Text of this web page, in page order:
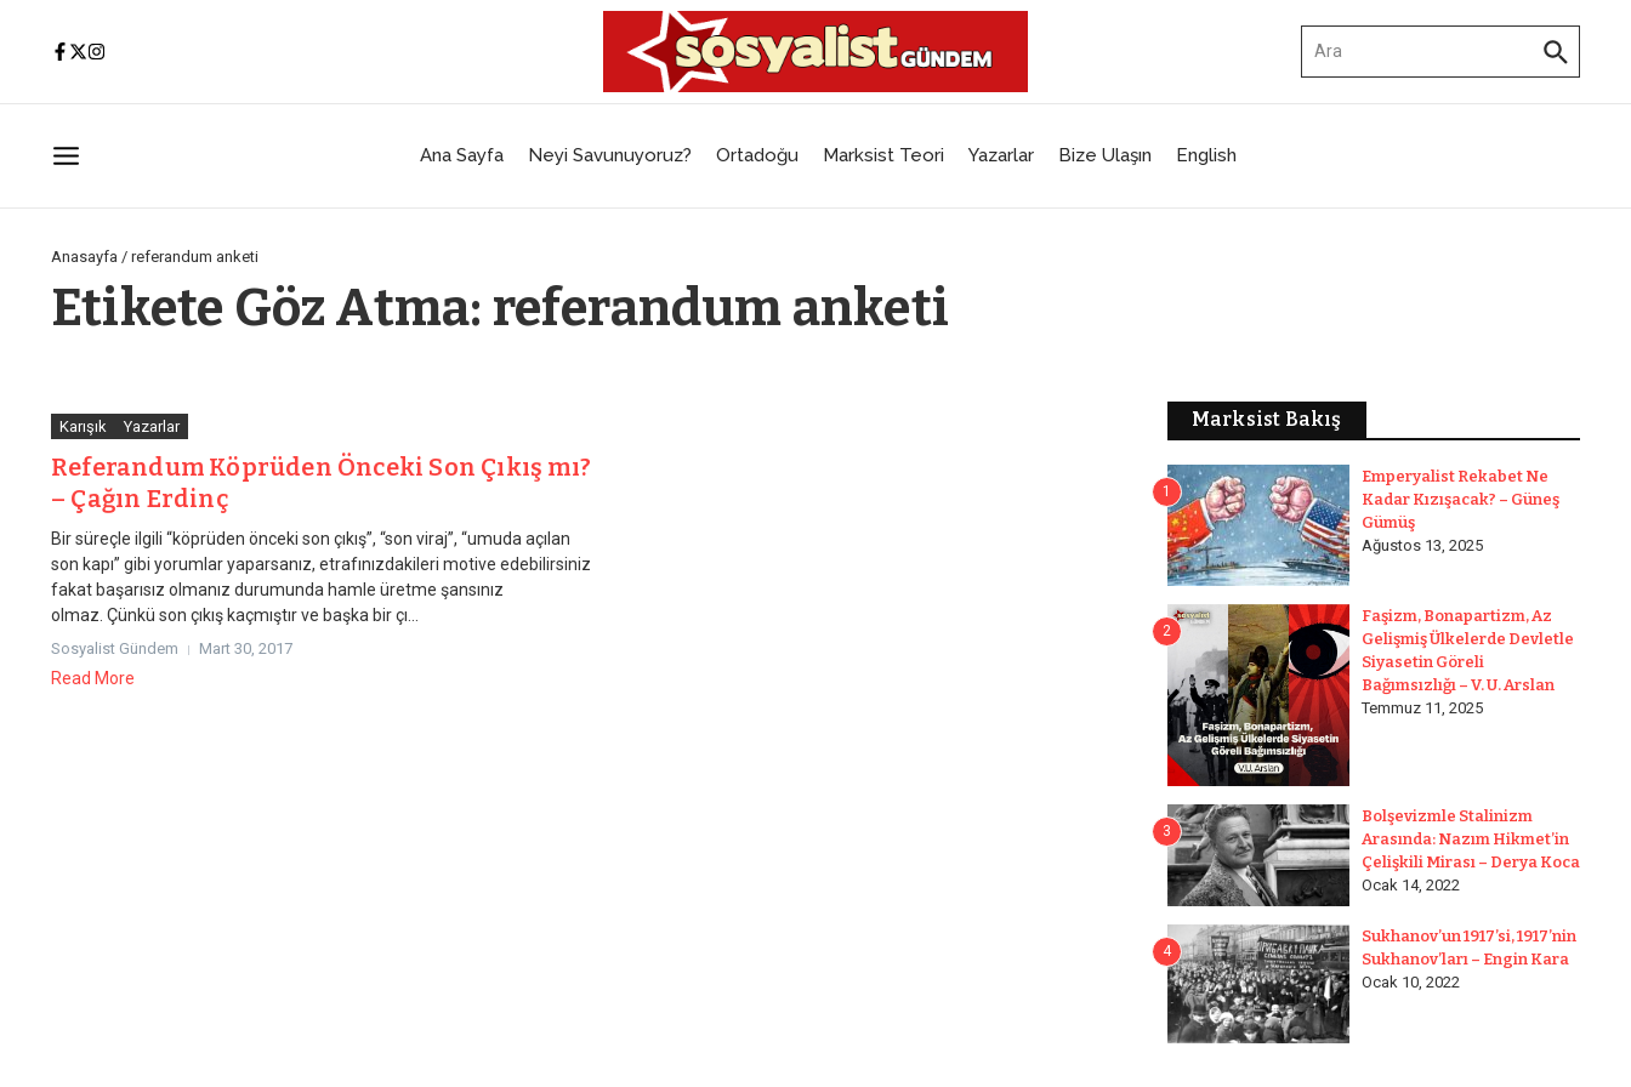
Ana Sayfa Neyi Savunuyoruz? Ortadoğu Marksist Teori Yazarlar Bize Ulaşın English
Anasayfa / referandum anketi
Etikete Göz Atma: referandum anketi
Karışık Yazarlar
Referandum Köprüden Önceki Son Çıkış mı?
– Çağın Erdinç
Bir süreçle ilgili “köprüden önceki son çıkış”, “son viraj”, “umuda açılan
son kapı” gibi yorumlar yaparsanız, etrafınızdakileri motive edebilirsiniz
fakat başarısız olmanız durumunda hamle üretme şansınız
olmaz. Çünkü son çıkış kaçmıştır ve başka bir çı...
Sosyalist Gündem Mart 30, 2017
Read More
Marksist Bakış
1
Emperyalist Rekabet Ne
Kadar Kızışacak? – Güneş
Gümüş
Ağustos 13, 2025
2
Faşizm, Bonapartizm, Az
Gelişmiş Ülkelerde Devletle
Siyasetin Göreli
Bağımsızlığı – V. U. Arslan
Temmuz 11, 2025
3
Bolşevizmle Stalinizm
Arasında: Nazım Hikmet’in
Çelişkili Mirası – Derya Koca
Ocak 14, 2022
4
Sukhanov’un 1917’si, 1917’nin
Sukhanov’ları – Engin Kara
Ocak 10, 2022